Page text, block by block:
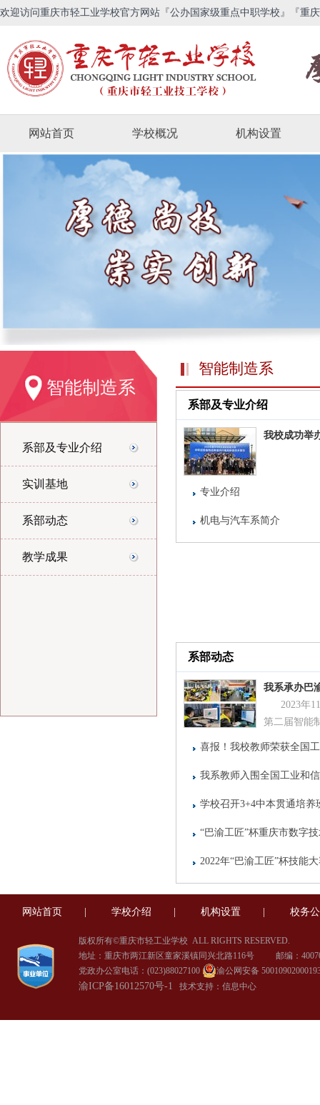
欢迎访问重庆市轻工业学校官方网站『公办国家级重点中职学校』『重
网站首页 学校概况 机构设置
智能制造系
系部及专业介绍
实训基地
系部动态
教学成果
智能制造系
系部及专业介绍
我校成功举
专业介绍
机电与汽车系简介
系部动态
我系承办巴
2023年
第二届智能
喜报！我校教师荣获全国
我系教师入围全国工业和
用）赛项
学校召开3+4中本贯通培养
“巴渝工匠”杯重庆市数字
2022年“巴渝工匠”杯技能
网站首页 学校介绍 机构设置 校务
版权所有©重庆市轻工业学校 ALL RIGHTS RESERVED.
地址：重庆市两江新区童家溪镇同兴北路116号 邮编：
党政办公室电话：(023)88027100
渝公网安备
渝ICP备16012570号-1 技术支持：信息中心